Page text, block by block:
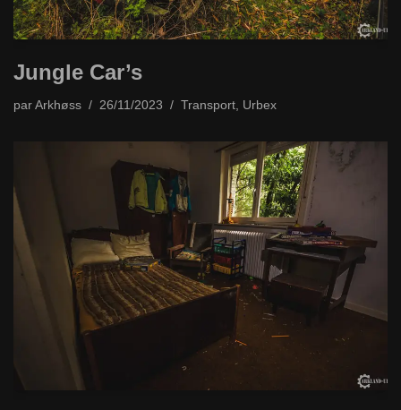
Jungle Car’s
par Arkhøss 26/11/2023 Transport Urbex